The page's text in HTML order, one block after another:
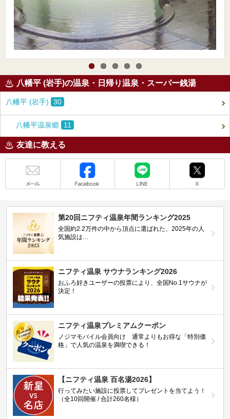
八幡平 (岩手)の温泉・日帰り温泉・スーパー銭湯
八幡平 (岩手) 30
八幡平温泉郷 11
友達に教える
第20回ニフティ温泉年間ランキング2025
全国約2.2万件の中から頂点に選ばれた、2025年の人
気施設は…
ニフティ温泉 サウナランキング2026
おふろ好きユーザーの投票により、全国No.1サウナが
決定！
ニフティ温泉プレミアムクーポン
ノジマモバイル会員向け 通常よりもお得な「特別価
格」で人気の温泉を満喫できる！
【ニフティ温泉 百名湯2026】
行ってみたい施設に投票してプレゼントを当てよう！
（全10回開催 / 合計260名様）